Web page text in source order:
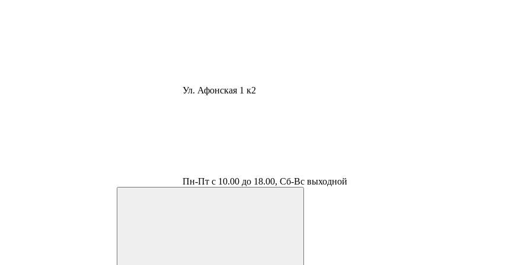
Ул. Афонская 1 к2
Пн-Пт с 10.00 до 18.00, Сб-Вс выходной